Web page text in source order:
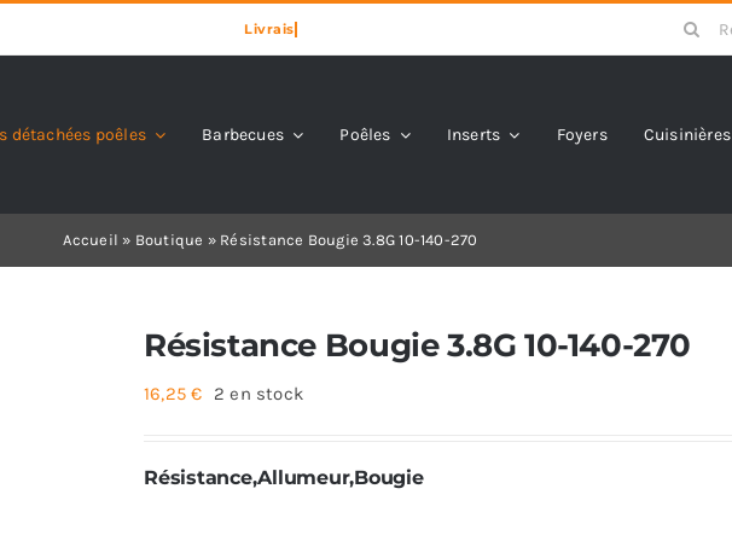
Search
for:
détachées poêles Barbecues Poêles Inserts Foyers Cuisinières
Accueil » Boutique » Résistance Bougie 3.8G 10-140-270
Résistance Bougie 3.8G 10-140-270
16,25€ 2 en stock
Résistance,Allumeur,Bougie